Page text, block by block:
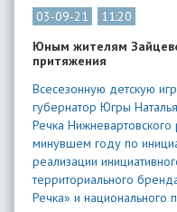
03-09-21
11:20
Юным жителям
притяжения
Всесезонную детскую
губернатор Югры
Речка
минувшем году по
реализации
территориального
Речка» и национального